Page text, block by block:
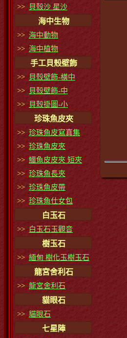
>>
貝殼沙 星沙
海中生物
>> 海中動物
>> 海中植物
手工貝殼壁飾
>>
貝殼壁飾-橫中
>>
貝殼壁飾-中
>>
貝殼掛圖-小
珍珠魚皮夾
>> 珍珠魚皮寫真集
>> 珍珠魚皮夾
>> 鱷魚皮皮夾 短夾
>> 珍珠魚長夾
>> 珍珠魚皮帶
>> 珍珠魚仕女包
白玉石
>> 白玉石玉觀音
樹玉石
>> 緬甸 樹化玉樹玉石
龍宮舍利石
>> 龍宮舍利石
貓眼石
>> 貓眼石
七星陣